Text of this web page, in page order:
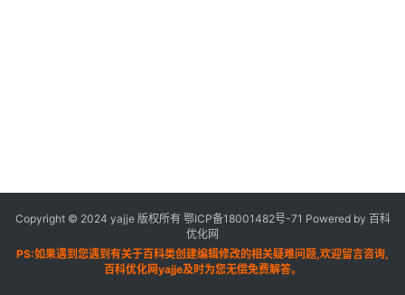
Copyright © 2024 yajje 版权所有鄂ICP备18001482号-71 Powered by 百科
优化网
PS:如果遇到您遇到有关于百科类创建编辑修改的相关疑难问题,欢迎留言咨询,
百科优化网yajje及时为您无偿免费解答。